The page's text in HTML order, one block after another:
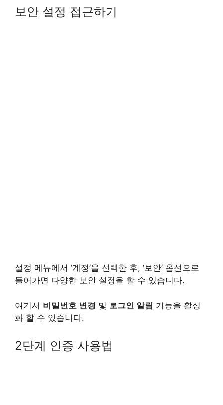
보안 설정 접근하기
설정 메뉴에서 ‘계정’을 선택한 후, ‘보안’ 옵션으로
들어가면 다양한 보안 설정을 할 수 있습니다.
여기서 비밀번호 변경 및 로그인 알림 기능을 활성
화 할 수 있습니다.
2단계 인증 사용법